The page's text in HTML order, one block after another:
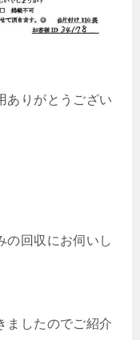
ありがとうござい
の回収にお伺いし
ましたのでご紹介